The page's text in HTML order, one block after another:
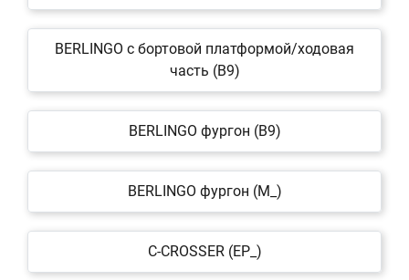
BERLINGO c бортовой платформой/ходовая
часть (B9)
BERLINGO фургон (B9)
BERLINGO фургон (M_)
C-CROSSER (EP_)